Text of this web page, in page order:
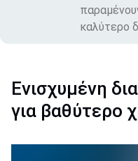
καλύτερο
Ενισχυμένη
για βαθύτερο